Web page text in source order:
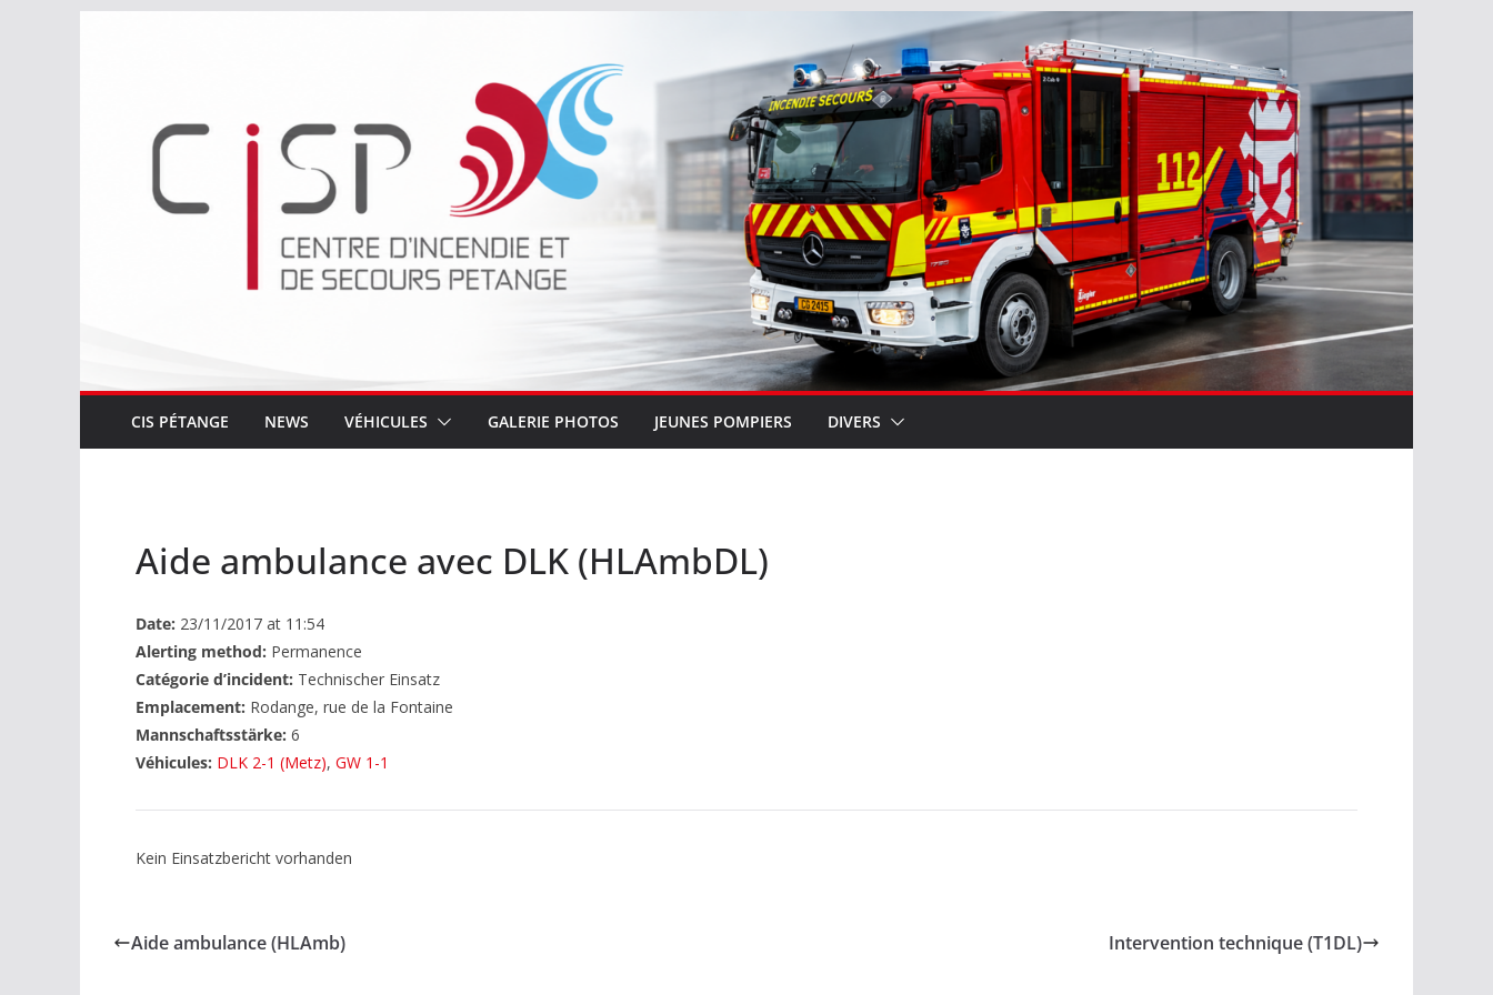
CIS PÉTANGE NEWS VÉHICULES GALERIE PHOTOS JEUNES POMPIERS DIVERS
Aide ambulance avec DLK (HLAmbDL)
Date: 23/11/2017 at 11:54
Alerting method: Permanence
Catégorie d’incident: Technischer Einsatz
Emplacement: Rodange, rue de la Fontaine
Mannschaftsstärke: 6
Véhicules: DLK 2-1 (Metz), GW 1-1
Kein Einsatzbericht vorhanden
Aide ambulance (HLAmb) Intervention technique (T1DL)